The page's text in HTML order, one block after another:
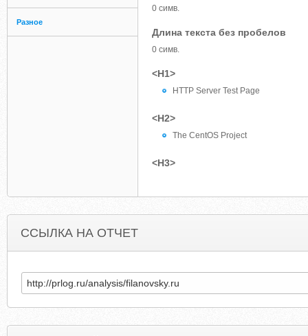
Разное
0 симв.
Длина текста без пробелов
0 симв.
<H1>
HTTP Server Test Page
<H2>
The CentOS Project
<H3>
ССЫЛКА НА ОТЧЕТ